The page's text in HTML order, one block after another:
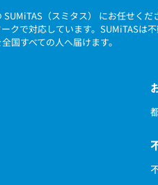
（スミタス） にお任せく
クで対応しています。SUMiTAS
国すべての人へ届けます。